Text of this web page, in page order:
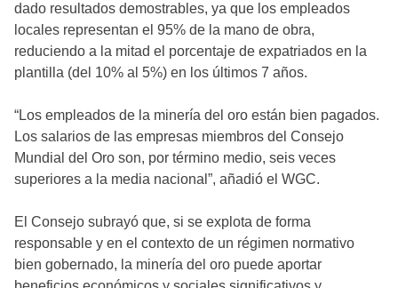
dado resultados demostrables, ya que los empleados
locales representan el 95% de la mano de obra,
reduciendo a la mitad el porcentaje de expatriados en la
plantilla (del 10% al 5%) en los últimos 7 años.
“Los empleados de la minería del oro están bien pagados.
Los salarios de las empresas miembros del Consejo
Mundial del Oro son, por término medio, seis veces
superiores a la media nacional”, añadió el WGC.
El Consejo subrayó que, si se explota de forma
responsable y en el contexto de un régimen normativo
bien gobernado, la minería del oro puede aportar